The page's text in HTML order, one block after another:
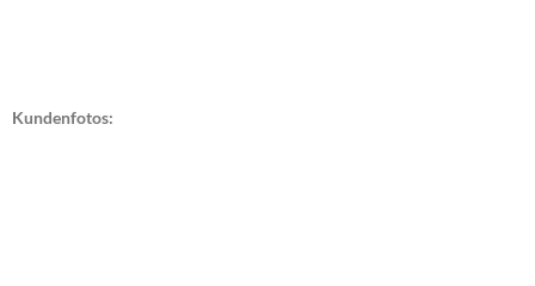
Kundenfotos: